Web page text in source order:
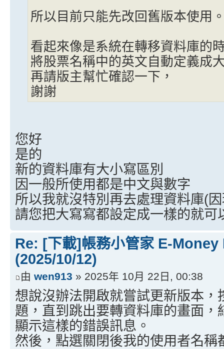
所以目前只能先改回舊版本使用
看起來像是系統在轉移資料庫的
將股票名稱中的英文自動定義成
再請版主幫忙確認一下，
謝謝
您好
是的
新的資料庫有大小寫區別
因一般所使用都是中文與數字
所以我就沒特別再去處理資料庫(
請您把大寫寫都設定成一樣的就可
Re: [下載]帳務小管家 E-Money
(2025/10/12)
由 wen913 » 2025年 10月 22日, 00:38
想說沒辦法開啟就嘗試更新版本，
題，直到跳出要轉資料庫的畫面，
顯示這樣的錯誤訊息。
然後，點選關閉後我的使用者名稱